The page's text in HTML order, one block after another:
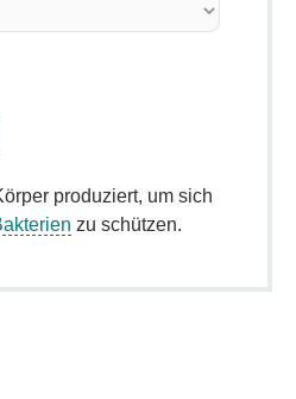
produziert, um sich
zu schützen.